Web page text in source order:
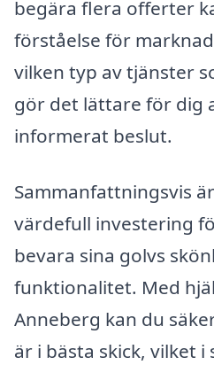
begära flera offerter
förståelse för
vilken typ av tjänster
gör det lättare för dig
informerat beslut.
Sammanfattningsvis
värdefull investering
bevara sina golvs
funktionalitet. Med
Anneberg kan du
är i bästa skick, vilket